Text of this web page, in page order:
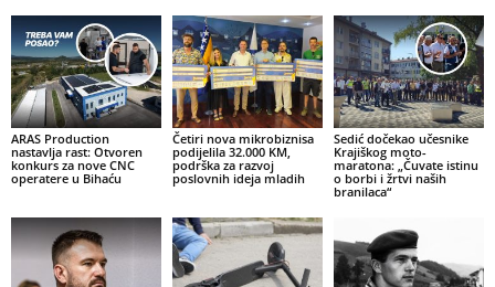
ARAS Production
nastavlja rast: Otvoren
konkurs za nove CNC
operatere u Bihaću
Četiri nova mikrobiznisa
podijelila 32.000 KM,
podrška za razvoj
poslovnih ideja mladih
Sedić dočekao učesnike
Krajiškog moto-
maratona: „Čuvate istinu
o borbi i žrtvi naših
branilaca“